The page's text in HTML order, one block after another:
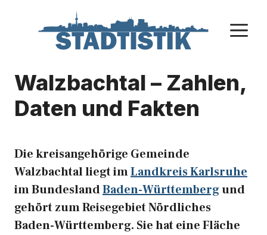
Walzbachtal – Zahlen,
Daten und Fakten
Die kreisangehörige Gemeinde
Walzbachtal liegt imLandkreis Karlsruhe
im BundeslandBaden-Württembergund
gehört zum Reisegebiet Nördliches
Baden-Württemberg. Sie hat eine Fläche